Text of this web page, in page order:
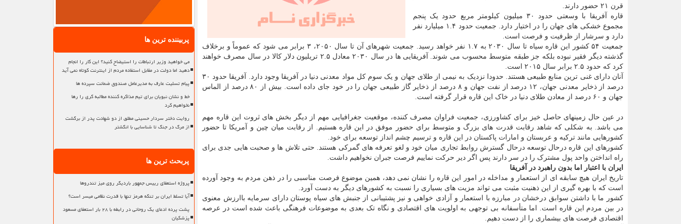
قرن ۲۱ حضور دارند.
قاره آفریقا با وسعتی حدود ۳۰ میلیون کیلومتر مربع حدود یک پنجم
مجموع خشکی های جهان را در اختیار دارد. جمعیت حدود ۱.۴ میلیارد نفر
دارد و سرشار از ظرفیت و فرصت است.
جمعیت ۵۴ کشور این قاره سیاه تا سال ۲۰۳۰ به ۱.۷ نفر خواهد رسید. جمعیت شهرهای آن تا سال ۲۰۵۰، ۳ برابر می شود که عموماً و برخلاف
گذشته دیگر فقیر نبوده بلکه جز طبقه متوسط محسوب می شوند. آفریقایی ها در سال ۲۰۳۰ معادل ۲.۵ تریلیون دلار کالا در سال مصرف خواهند
کرد که حدود ۲.۵ برابر سال ۲۰۱۵ است.
آنان دارای غنی ترین منابع طبیعی هستند. حدودا نزدیک به نیمی از طلای جهان و یک سوم کل مواد معدنی دنیا در آفریقا وجود دارد. آفریقا حدود ۳۰
درصد از ذخایر معدنی جهان، ۱۲ درصد از نفت جهان و ۸ درصد از ذخایر گاز طبیعی جهان را در خود جای داده است. بیش از ۸۰ درصد از الماس
جهان و ۶۰ درصد از معادن طلای دنیا در خاک این قاره قرار گرفته است.
در عین حال زمینهای حاصل خیز برای کشاورزی، جمعیت فراوان مصرف کننده، موقعیت جغرافیایی مهم از دیگر بخش های ثروت این قاره مهم
می باشد. به شکلی که شاهد رقابت قدرت های بزرگ و متوسط برای حضور موفق در این قاره هستیم. از رقابت میان چین و آمریکا تا حضور
کشورهایی مانند ترکیه و عربستان و امارات پاکستان در این قاره و ترسیم چشم انداز توسعه برای خود.
کشورهای این قاره درحال توسعه درحال گسترش روابط تجاری میان خود و لغو تعرفه های گمرکی هستند. حتی تلاش ها و صحبت هایی جدی برای
راه انداختن واحد پول مشترک را در سر دارند پس اگر دیر حرکت نماییم فرصت جبران نخواهیم داشت.
ایران با اعتبار اما بدون راهبرد در آفریقا
تاریخ ایران هیچ سابقه ای از استعمار و مداخله در امور این قاره را نشان نمی دهد، همین موضوع فرصت مناسبی را در ذهن مردم به وجود آورده
است که با بهره گیری از این ذهنیت مثبت می تواند مزیت های بسیاری را نسبت به کشورهای دیگر به دست آورد.
کشور ما با داشتن سوابق درخشان در مبارزه با استعمار و آزادی خواهی و نیز پشتیبانی از جنبش های سیاه پوستان دارای سرمایه باارزش معنوی
در بین مردم این قاره است. اما متأسفانه بی توجهی به اولویت های اقتصادی و نگاه تک بعدی به موضوعات فرهنگی باعث شده است در عرصه
اقتصادی فرصت های بیشماری را از دست دهیم.
پربیننده ترین ها
می خواهید وزیر ارتباطات را استیضاح کنید؟ این کار را انجام
دهید اما دولت در مقابل استفاده مردم از اینترنت کوتاه نمی آید
پیام تسلیت عارف به مدیرعامل صندوق ضمانت سپرده ها
خط و نشان نبویان برای تیم مذاکره کننده مطالبه گری را رها
نخواهیم کرد
روایت دختر سردار حسینی مطلق از دو شهادت پدر از برگشت
از مرگ در جنگ تا شناسایی با انگشتر
پربحث ترین ها
پروژه استعفای رییس جمهور باردیگر روی میز تندروها
آیا تسلط ایران بر تنگه هرمز تنها با قدرت نظامی میسر است؟
پشت پرده ادعای یک روحانی در رابطه با ۲۸ بار استعفای مسعود
پزشکیان